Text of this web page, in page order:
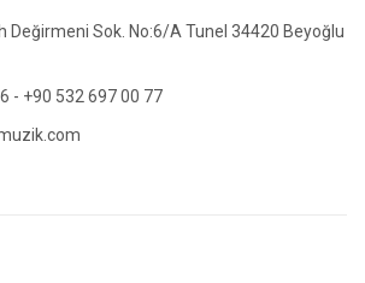
Değirmeni Sok. No:6/A Tunel 34420 Beyoğlu
- +90 532 697 00 77